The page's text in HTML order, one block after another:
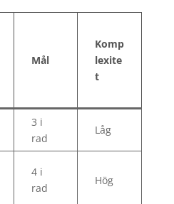
Mål
Komp
lexite
t
3 i
rad
Låg
4 i
rad
Hög